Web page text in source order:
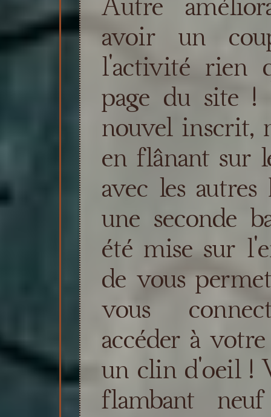
avoir un
l'activité rien
page du site !
nouvel inscrit,
en flânant sur
avec les
une seconde
été mise sur
de vous
vous
accéder à
un clin d'oeil !
flambant